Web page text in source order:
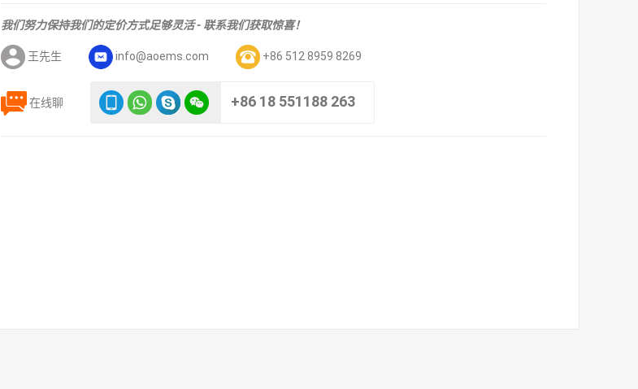
我们努力保持我们的定价方式足够灵活 - 联系我们获取惊喜！
王先生 info@aoems.com +86 512 8959 8269
在线聊 +86 18 551188 263